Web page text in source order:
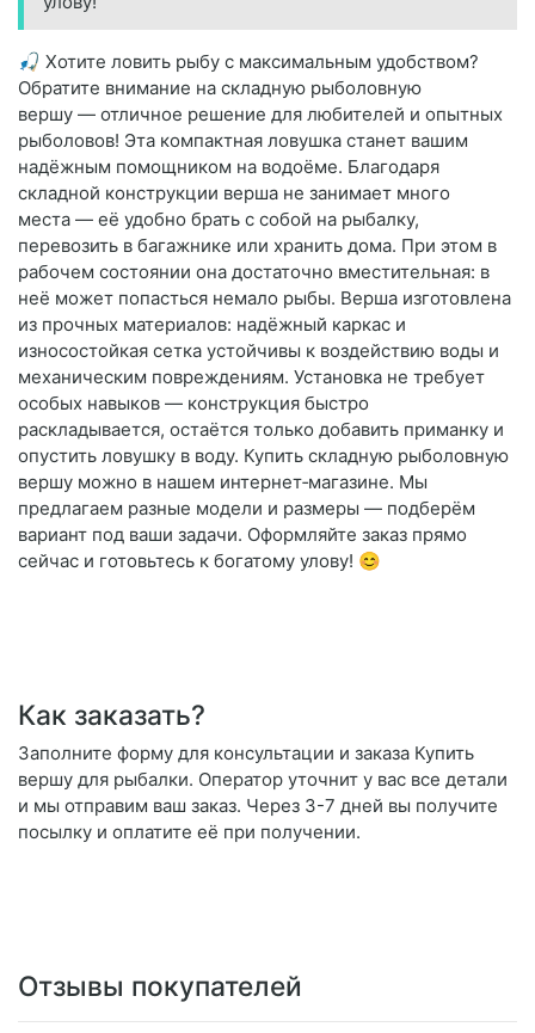
🎣 Хотите ловить рыбу с максимальным удобством?
Обратите внимание на складную рыболовную
вершу — отличное решение для любителей и опытных
рыболовов! Эта компактная ловушка станет вашим
надёжным помощником на водоёме. Благодаря
складной конструкции верша не занимает много
места — её удобно брать с собой на рыбалку,
перевозить в багажнике или хранить дома. При этом в
рабочем состоянии она достаточно вместительная: в
неё может попасться немало рыбы. Верша изготовлена
из прочных материалов: надёжный каркас и
износостойкая сетка устойчивы к воздействию воды и
механическим повреждениям. Установка не требует
особых навыков — конструкция быстро
раскладывается, остаётся только добавить приманку и
опустить ловушку в воду. Купить складную рыболовную
вершу можно в нашем интернет‑магазине. Мы
предлагаем разные модели и размеры — подберём
вариант под ваши задачи. Оформляйте заказ прямо
сейчас и готовьтесь к богатому улову! 😊
Как заказать?
Заполните форму для консультации и заказа Купить
вершу для рыбалки. Оператор уточнит у вас все детали
и мы отправим ваш заказ. Через 3-7 дней вы получите
посылку и оплатите её при получении.
Отзывы покупателей